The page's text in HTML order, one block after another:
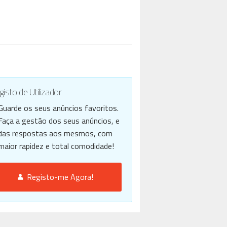
de Utilizador
os seus anúncios favoritos.
a gestão dos seus anúncios, e
respostas aos mesmos, com
rapidez e total comodidade!
Registo-me Agora!